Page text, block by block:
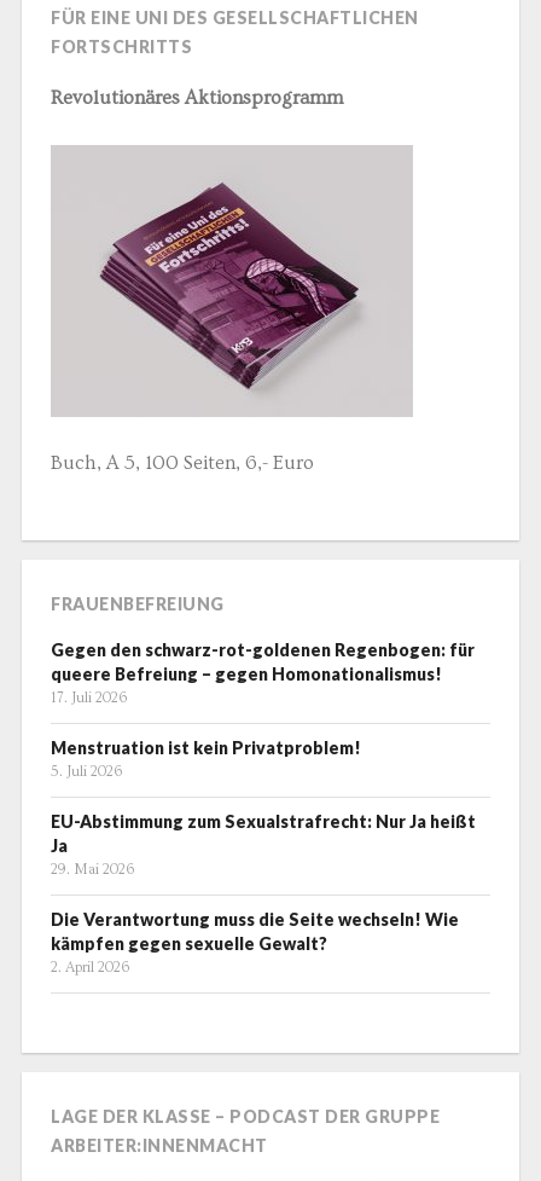
FÜR EINE UNI DES GESELLSCHAFTLICHEN
FORTSCHRITTS
Revolutionäres Aktionsprogramm
Buch, A 5, 100 Seiten, 6,- Euro
FRAUENBEFREIUNG
Gegen den schwarz-rot-goldenen Regenbogen: für
queere Befreiung – gegen Homonationalismus!
17. Juli 2026
Menstruation ist kein Privatproblem!
5. Juli 2026
EU-Abstimmung zum Sexualstrafrecht: Nur Ja heißt
Ja
29. Mai 2026
Die Verantwortung muss die Seite wechseln! Wie
kämpfen gegen sexuelle Gewalt?
2. April 2026
LAGE DER KLASSE – PODCAST DER GRUPPE
ARBEITER:INNENMACHT